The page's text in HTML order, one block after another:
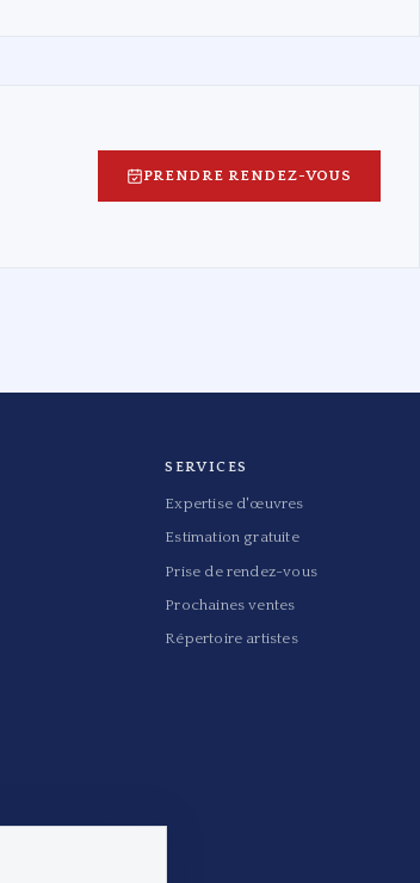
PRENDRE RENDEZ-VOUS
SERVICES
Expertise d'œuvres
Estimation gratuite
Prise de rendez-vous
Prochaines ventes
Répertoire artistes